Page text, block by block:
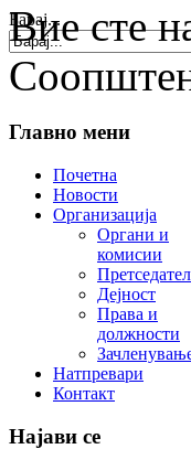
Барај...
Вие сте
Главно мени
Почетна
Новости
Организација
Органи и
комисии
Претседател
Дејност
Права и
должности
Натпревари
Контакт
Најави се